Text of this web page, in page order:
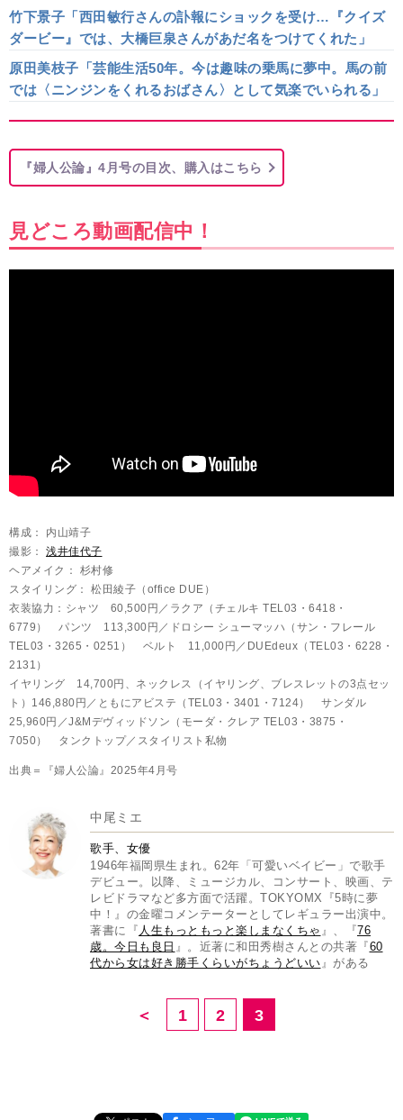
待ち」
竹下景子「西田敏行さんの訃報にショックを受け…『クイズ
ダービー』では、大橋巨泉さんがあだ名をつけてくれた」
原田美枝子「芸能生活50年。今は趣味の乗馬に夢中。馬の前
では〈ニンジンをくれるおばさん〉として気楽でいられる」
『婦人公論』4月号の目次、購入はこちら
見どころ動画配信中！
構成： 内山靖子
撮影： 浅井佳代子
ヘアメイク： 杉村修
スタイリング： 松田綾子（office DUE）
衣装協力：シャツ 60,500円／ラクア（チェルキ TEL03・6418・
6779） パンツ 113,300円／ドロシー シューマッハ（サン・フレール
TEL03・3265・0251） ベルト 11,000円／DUEdeux（TEL03・6228・
2131）
イヤリング 14,700円、ネックレス（イヤリング、ブレスレットの3点セッ
ト）146,880円／ともにアビステ（TEL03・3401・7124） サンダル
25,960円／J&Mデヴィッドソン（モーダ・クレア TEL03・3875・
7050） タンクトップ／スタイリスト私物
出典＝『婦人公論』2025年4月号
中尾ミエ
歌手、女優
1946年福岡県生まれ。62年「可愛いベイビー」で歌手
デビュー。以降、ミュージカル、コンサート、映画、テ
レビドラマなど多方面で活躍。TOKYOMX『5時に夢
中！』の金曜コメンテーターとしてレギュラー出演中。
著書に『 人生もっともっと楽しまなくちゃ 』、『76
歳。今日も良日 』。近著に和田秀樹さんとの共著『60
代から女は好き勝手くらいがちょうどいい 』がある
＜ 1 2 3